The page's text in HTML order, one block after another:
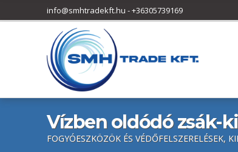
info@smhtradekft.hu -+36305739169
f
Vízben oldódó zsák-
FOGYÓESZKÖZÖK ÉS VÉDŐFELSZERELÉSEK,